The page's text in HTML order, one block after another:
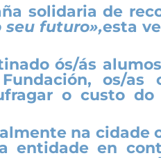
solidaria de
seu futuro»,esta
ós/ás
os/as
o custo
na cidade
entidade en